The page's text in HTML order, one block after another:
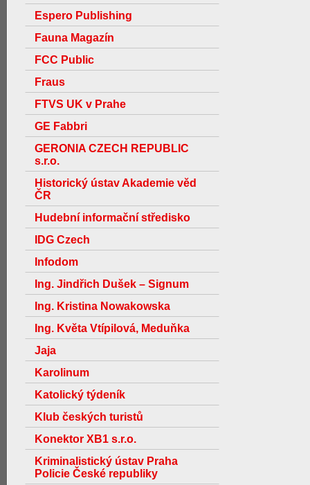
Espero Publishing
Fauna Magazín
FCC Public
Fraus
FTVS UK v Prahe
GE Fabbri
GERONIA CZECH REPUBLIC
s.r.o.
Historický ústav Akademie věd
ČR
Hudební informační středisko
IDG Czech
Infodom
Ing. Jindřich Dušek – Signum
Ing. Kristina Nowakowska
Ing. Květa Vtípilová, Meduňka
Jaja
Karolinum
Katolický týdeník
Klub českých turistů
Konektor XB1 s.r.o.
Kriminalistický ústav Praha
Policie České republiky